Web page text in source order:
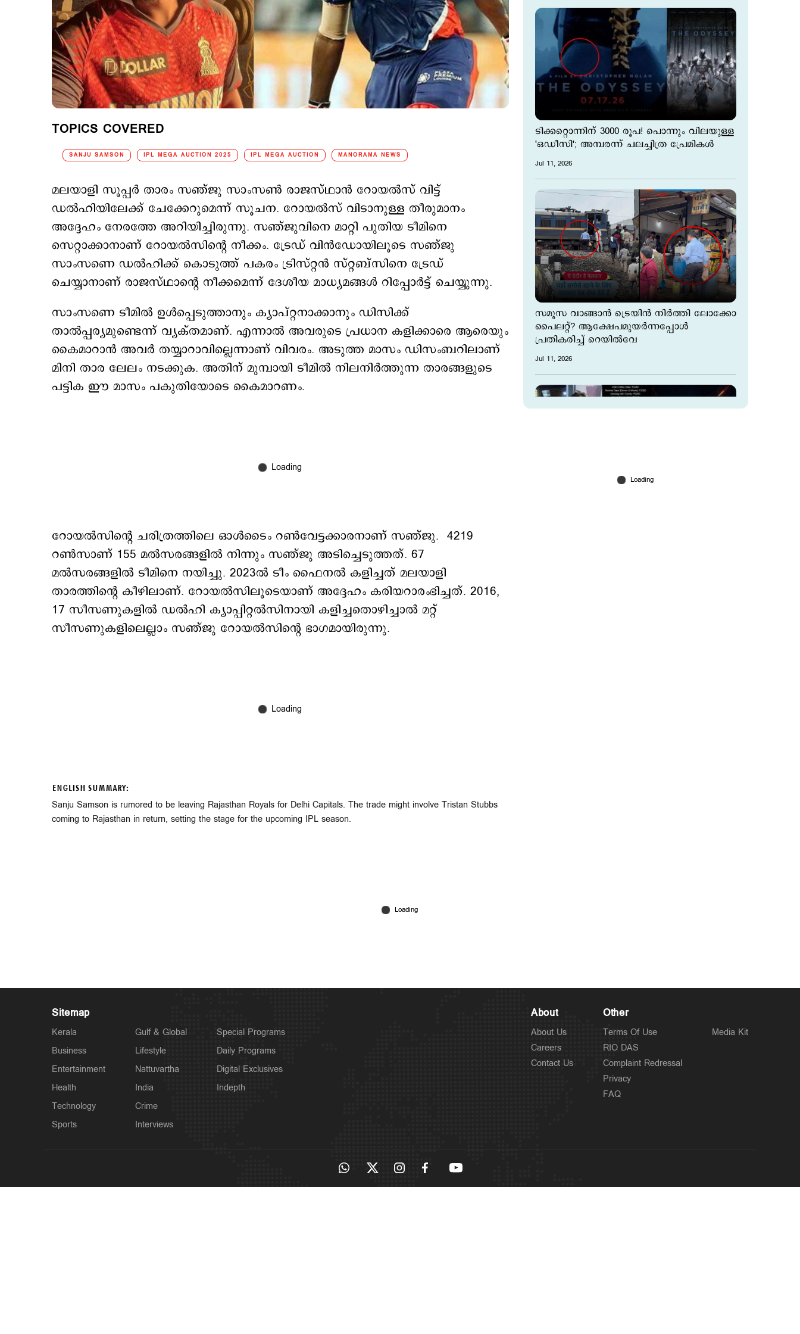
TOPICS COVERED
SANJU SAMSON IPL MEGA AUCTION 2025 IPL MEGA AUCTION MANORAMA NEWS
മലയാളി സൂപ്പര്‍ താരം സഞ്ജു സാംസണ്‍ രാജസ്ഥാന്‍ റോയല്‍സ് വിട്ട്
ഡല്‍ഹിയിലേക്ക് ചേക്കേറുമെന്ന് സൂചന. റോയല്‍സ് വിടാനുള്ള തീരുമാനം
അദ്ദേഹം നേരത്തേ അറിയിച്ചിരുന്നു. സഞ്ജുവിനെ മാറ്റി പുതിയ ടീമിനെ
സെറ്റാക്കാനാണ് റോയല്‍സിന്‍റെ നീക്കം. ട്രേഡ് വിന്‍ഡോയിലൂടെ സഞ്ജു
സാംസണെ ഡല്‍ഹിക്ക് കൊടുത്ത് പകരം ട്രിസ്റ്റൻ സ്റ്റബ്‌സിനെ ട്രേഡ്
ചെയ്യാനാണ് രാജസ്ഥാന്‍റെ നീക്കമെന്ന് ദേശീയ മാധ്യമങ്ങള്‍ റിപ്പോര്‍ട്ട് ചെയ്യുന്നു.
സാംസണെ ടീമിൽ ഉൾപ്പെടുത്താനും ക്യാപ്റ്റനാക്കാനും ഡിസിക്ക്
താൽപ്പര്യമുണ്ടെന്ന് വ്യക്തമാണ്. എന്നാല്‍ അവരുടെ പ്രധാന കളിക്കാരെ ആരെയും
കൈമാറാൻ അവർ തയ്യാറാവില്ലെന്നാണ് വിവരം. അടുത്ത മാസം ഡിസംബറിലാണ്
മിനി താര ലേലം നടക്കുക. അതിന് മുമ്പായി ടീമില്‍ നിലനിര്‍ത്തുന്ന താരങ്ങളുടെ
പട്ടിക ഈ മാസം പകുതിയോടെ കൈമാറണം.
റോയല്‍സിന്റെ ചരിത്രത്തിലെ ഓള്‍ടൈം റണ്‍വേട്ടക്കാരനാണ് സഞ്ജു. 4219
റണ്‍സാണ് 155 മല്‍സരങ്ങളില്‍ നിന്നും സഞ്ജു അടിച്ചെടുത്തത്. 67
മല്‍സരങ്ങളില്‍ ടീമിനെ നയിച്ചു. 2023ല്‍ ടീം ഫൈനല്‍ കളിച്ചത് മലയാളി
താരത്തിന്‍റെ കീഴിലാണ്. റോയല്‍സിലൂടെയാണ് അദ്ദേഹം കരിയറാരംഭിച്ചത്. 2016,
17 സീസണുകളില്‍ ഡല്‍ഹി ക്യാപ്പിറ്റല്‍സിനായി കളിച്ചതൊഴിച്ചാല്‍ മറ്റ്
സീസണുകളിലെല്ലാം സഞ്ജു റോയല്‍സിന്‍റെ ഭാഗമായിരുന്നു.
ENGLISH SUMMARY:
Sanju Samson is rumored to be leaving Rajasthan Royals for Delhi Capitals. The trade might involve Tristan Stubbs
coming to Rajasthan in return, setting the stage for the upcoming IPL season.
ടിക്കറ്റൊന്നിന് 3000 രൂപ! പൊന്നും വിലയുള്ള
'ഒഡീസി'; അമ്പരന്ന് ചലച്ചിത്ര പ്രേമികള്‍
Jul 11, 2026
സമൂസ വാങ്ങാൻ ട്രെയിൻ നിർത്തി ലോക്കോ
പൈലറ്റ്? ആക്ഷേപമുയര്‍ന്നപ്പോള്‍
പ്രതികരിച്ച് റെയിൽവേ
Jul 11, 2026
Sitemap
Kerala
Business
Entertainment
Health
Technology
Sports
Gulf & Global
Lifestyle
Nattuvartha
India
Crime
Interviews
Special Programs
Daily Programs
Digital Exclusives
Indepth
About
About Us
Careers
Contact Us
Other
Terms Of Use
RIO DAS
Complaint Redressal
Privacy
FAQ
Media Kit